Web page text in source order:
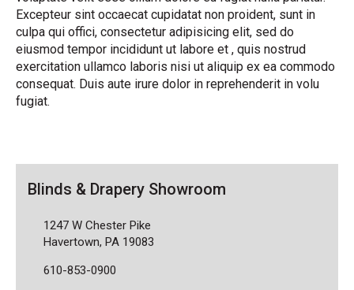
Excepteur sint occaecat cupidatat non proident, sunt in
culpa qui offici, consectetur adipisicing elit, sed do
eiusmod tempor incididunt ut labore et , quis nostrud
exercitation ullamco laboris nisi ut aliquip ex ea commodo
consequat. Duis aute irure dolor in reprehenderit in volu
fugiat.
Blinds & Drapery Showroom
1247 W Chester Pike
Havertown, PA 19083
610-853-0900